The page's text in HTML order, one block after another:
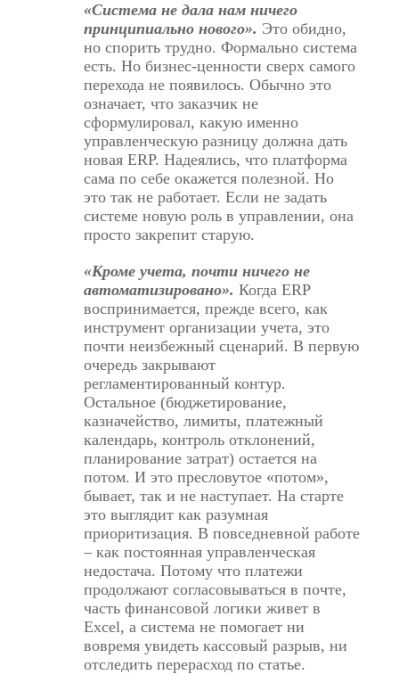
«Система не дала нам ничего
принципиально нового». Это обидно,
но спорить трудно. Формально система
есть. Но бизнес-ценности сверх самого
перехода не появилось. Обычно это
означает, что заказчик не
сформулировал, какую именно
управленческую разницу должна дать
новая ERP. Надеялись, что платформа
сама по себе окажется полезной. Но
это так не работает. Если не задать
системе новую роль в управлении, она
просто закрепит старую.
«Кроме учета, почти ничего не
автоматизировано». Когда ERP
воспринимается, прежде всего, как
инструмент организации учета, это
почти неизбежный сценарий. В первую
очередь закрывают
регламентированный контур.
Остальное (бюджетирование,
казначейство, лимиты, платежный
календарь, контроль отклонений,
планирование затрат) остается на
потом. И это пресловутое «потом»,
бывает, так и не наступает. На старте
это выглядит как разумная
приоритизация. В повседневной работе
– как постоянная управленческая
недостача. Потому что платежи
продолжают согласовываться в почте,
часть финансовой логики живет в
Excel, а система не помогает ни
вовремя увидеть кассовый разрыв, ни
отследить перерасход по статье.